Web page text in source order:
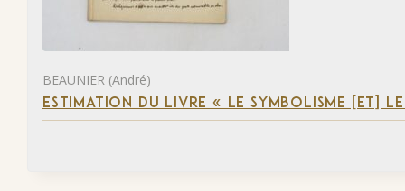
BEAUNIER (André)
ESTIMATION DU LIVRE « LE SYMBOLISME [ET]